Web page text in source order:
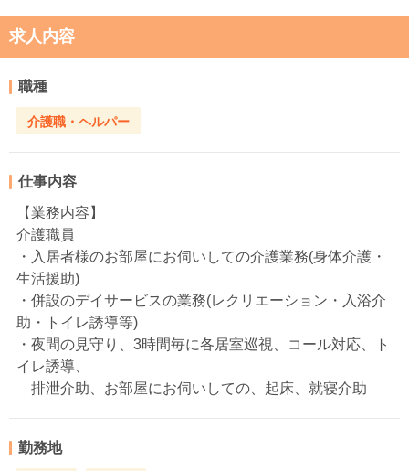
求人内容
職種
介護職・ヘルパー
仕事内容
【業務内容】
介護職員
・入居者様のお部屋にお伺いしての介護業務(身体介護・
生活援助)
・併設のデイサービスの業務(レクリエーション・入浴介
助・トイレ誘導等)
・夜間の見守り、3時間毎に各居室巡視、コール対応、ト
イレ誘導、
排泄介助、お部屋にお伺いしての、起床、就寝介助
勤務地